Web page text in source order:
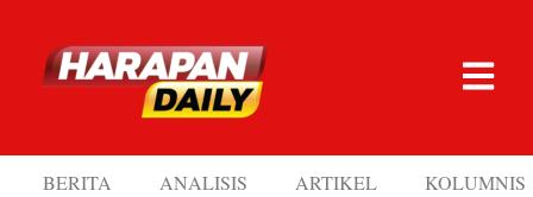
BERITA ANALISIS ARTIKEL KOLUMNIS